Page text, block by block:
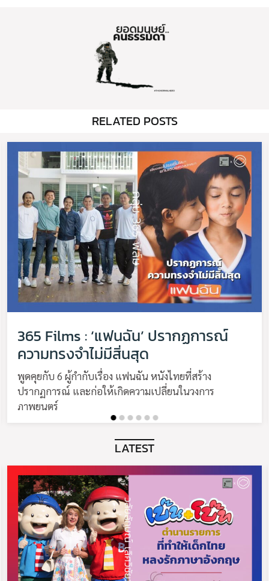
RELATED POSTS
365 Films : ‘แฟนฉัน’ ปรากฏการณ์
ความทรงจำไม่มีสิ่นสุด
พูดคุยกับ 6 ผู้กำกับเรื่อง แฟนฉัน หนังไทยที่สร้าง
ปรากฏการณ์ และก่อให้เกิดความเปลี่ยนในวงการ
ภาพยนตร์
LATEST